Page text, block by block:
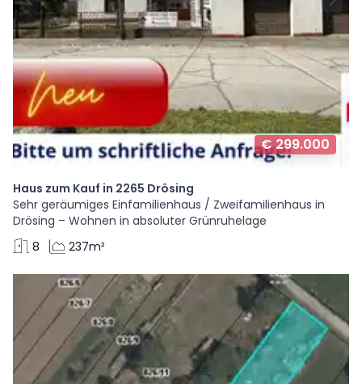
€ 299.000
Haus zum Kauf in 2265 Drösing
Sehr geräumiges Einfamilienhaus / Zweifamilienhaus in
Drösing – Wohnen in absoluter Grünruhelage
8
237m²